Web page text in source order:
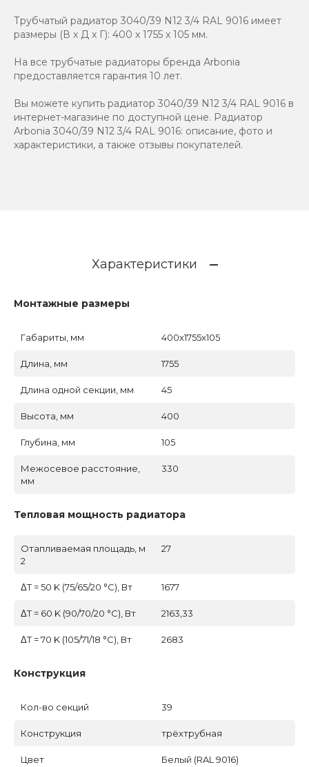
Трубчатый радиатор 3040/39 N12 3/4 RAL 9016 имеет
размеры (В x Д x Г): 400 x 1755 x 105 мм.
На все трубчатые радиаторы бренда Аrbonia
предоставляется гарантия 10 лет.
Вы можете купить радиатор 3040/39 N12 3/4 RAL 9016 в
интернет-магазине по доступной цене. Радиатор
Arbonia 3040/39 N12 3/4 RAL 9016: описание, фото и
характеристики, а также отзывы покупателей.
Характеристики
Монтажные размеры
Габариты, мм 400x1755x105
Длина, мм 1755
Длина одной секции, мм 45
Высота, мм 400
Глубина, мм 105
Межосевое расстояние,
мм
330
Тепловая мощность радиатора
Отапливаемая площадь, м
2
27
ΔT = 50 K (75/65/20 °C), Вт 1677
ΔT = 60 K (90/70/20 °C), Вт 2163,33
ΔT = 70 K (105/71/18 °C), Вт 2683
Конструкция
Кол-во секций 39
Конструкция трёхтрубная
Цвет Белый (RAL 9016)